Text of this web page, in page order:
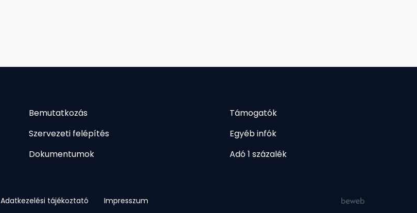
Bemutatkozás
Szervezeti felépítés
Dokumentumok
Támogatók
Egyéb infók
Adó 1 százalék
Adatkezelési tájékoztató Impresszum